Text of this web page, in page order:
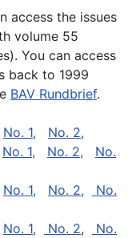
access the issues
volume 55
You can access
back to 1999
BAV Rundbrief.
No. 1,
No. 2,
No. 1, No. 2,
No.
No. 1, No. 2,
No.
No. 1, No. 2,
No.